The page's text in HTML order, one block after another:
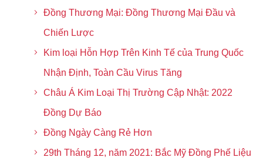
Đồng Thương Mại: Đồng Thương Mại Đầu và
Chiến Lược
Kim loại Hỗn Hợp Trên Kinh Tế của Trung Quốc
Nhận Định, Toàn Cầu Virus Tăng
Châu Á Kim Loại Thị Trường Cập Nhật: 2022
Đồng Dự Báo
Đồng Ngày Càng Rẻ Hơn
29th Tháng 12, năm 2021: Bắc Mỹ Đồng Phế Liệu